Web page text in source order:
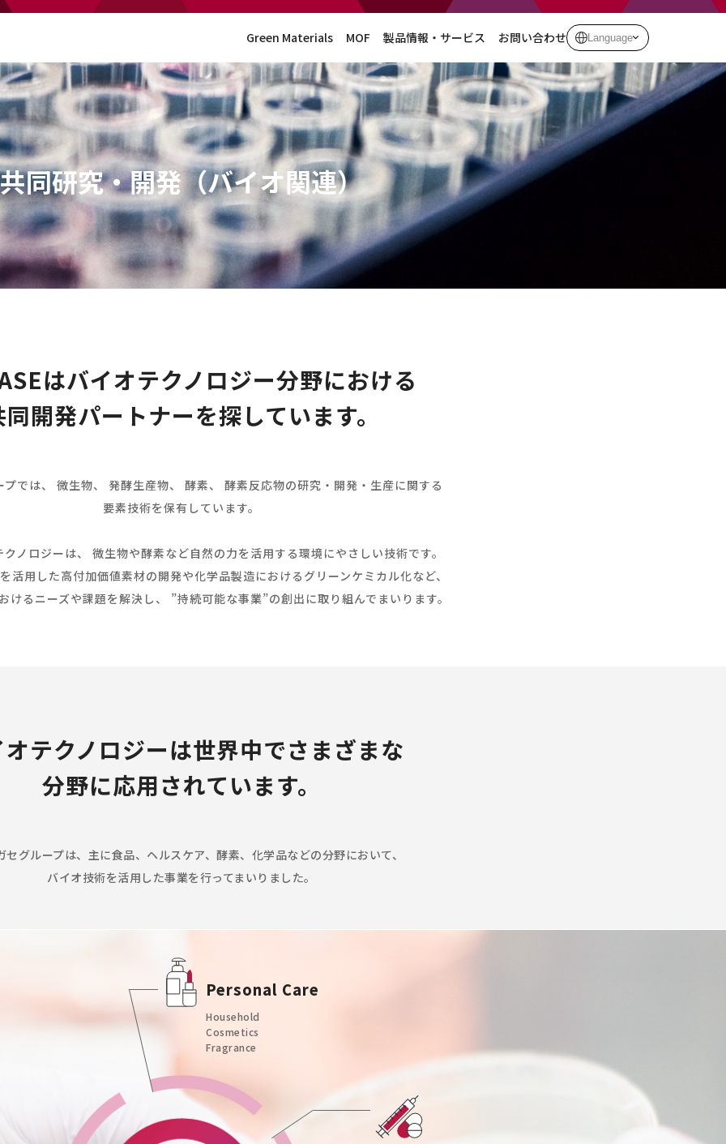
Green Materials MOF
製品情報・サービス
試薬
リチウム電池関連試薬
ライフサイエンス関連
高純度ケミカル
受託合成企業紹介
低エンドトキシン化サービス
（バイオ関連）
お問い合わせ Language
共同研究・開発（バイオ関連）
はバイオテクノロジー分野における
同開発パートナーを探しています。
プでは、 微生物、 発酵生産物、 酵素、 酵素反応物の研究・開発・生産に関する
要素技術を保有しています。
ノロジーは、 微生物や酵素など自然の力を活用する環境にやさしい技術です。
活用した高付加価値素材の開発や化学品製造におけるグリーンケミカル化など、
けるニーズや課題を解決し、 ”持続可能な事業”の創出に取り組んでまいります。
テクノロジーは世界中でさまざまな
分野に応用されています。
セグループは、主に食品、ヘルスケア、酵素、化学品などの分野において、
バイオ技術を活用した事業を行ってまいりました。
Personal Care
Household
Cosmetics
Fragrance